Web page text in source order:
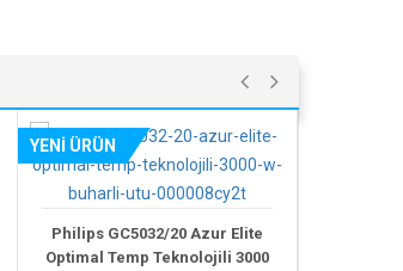
YENİ ÜRÜN
Philips GC5032/20 Azur Elite
Optimal Temp Teknolojili 3000